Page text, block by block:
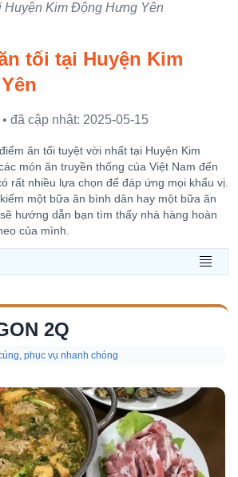
Huyện Kim Động Hưng Yên
tối tại Huyện Kim
• đã cập nhật: 2025-05-15
ăn tối tuyệt vời nhất tại Huyện Kim
món ăn truyền thống của Việt Nam đến
rất nhiều lựa chọn để đáp ứng mọi khẩu vị.
một bữa ăn bình dân hay một bữa ăn
hướng dẫn bạn tìm thấy nhà hàng hoàn
của mình.
2Q
phục vụ nhanh chóng